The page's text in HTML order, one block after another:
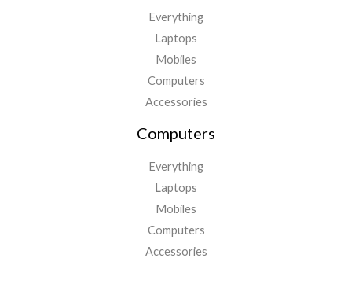
Everything
Laptops
Mobiles
Computers
Accessories
Computers
Everything
Laptops
Mobiles
Computers
Accessories